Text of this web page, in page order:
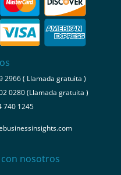
2966 ( Llamada gratuita )
0280 (Llamada gratuita )
740 1245
nosotros